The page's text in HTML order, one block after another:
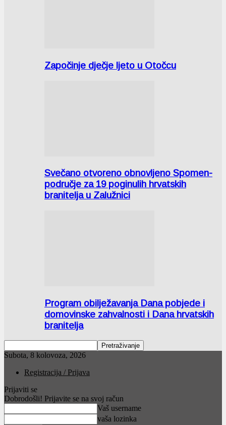
Započinje dječje ljeto u Otočcu
Svečano otvoreno obnovljeno Spomen-
područje za 19 poginulih hrvatskih
branitelja u Zalužnici
Program obilježavanja Dana pobjede i
domovinske zahvalnosti i Dana hrvatskih
branitelja
Subota, 8 kolovoza, 2026
Registracija / Prijava
Prijaviti se
Dobrodošli! Prijavite se na svoj račun
Vaš username
vaša lozinka